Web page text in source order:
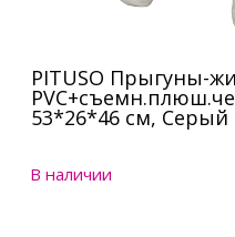
PITUSO Прыгуны-
53*26*46 см, Серый
В наличии